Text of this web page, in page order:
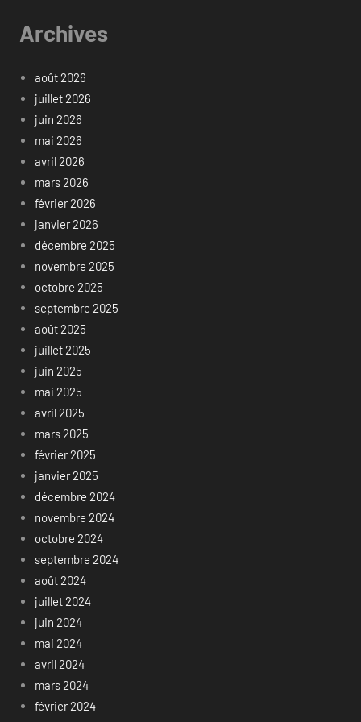
Archives
août 2026
juillet 2026
juin 2026
mai 2026
avril 2026
mars 2026
février 2026
janvier 2026
décembre 2025
novembre 2025
octobre 2025
septembre 2025
août 2025
juillet 2025
juin 2025
mai 2025
avril 2025
mars 2025
février 2025
janvier 2025
décembre 2024
novembre 2024
octobre 2024
septembre 2024
août 2024
juillet 2024
juin 2024
mai 2024
avril 2024
mars 2024
février 2024